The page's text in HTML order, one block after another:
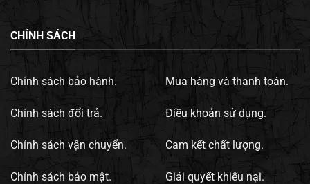
CHÍNH SÁCH
Chính sách bảo hành.
Chính sách đổi trả.
Chính sách vận chuyển.
Chính sách bảo mật.
Mua hàng và thanh toán.
Điều khoản sử dụng.
Cam kết chất lượng.
Giải quyết khiếu nại.